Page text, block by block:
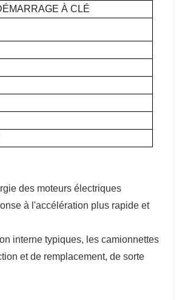
À CLÉ
des moteurs électriques
à l'accélération plus rapide et
interne typiques, les camionnettes
et de remplacement, de sorte